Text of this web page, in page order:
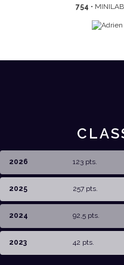
754 • MINILAB
2026 123 pts.
2025 257 pts.
2024 92,5 pts.
2023 42 pts.